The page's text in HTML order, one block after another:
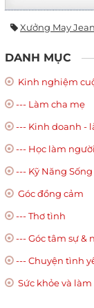
Xưởng May Jean
DANH MỤC
Kinh nghiệm
--- Làm cha mẹ
--- Kinh doanh -
--- Học làm người
--- Kỹ Năng Sống
Góc đồng cảm
--- Thơ tình
--- Góc tâm sự &
--- Chuyện tình
Sức khỏe và